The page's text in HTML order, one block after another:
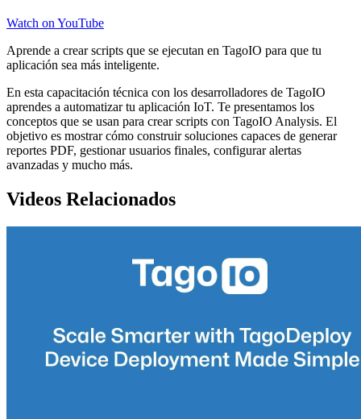
Watch on YouTube
Aprende a crear scripts que se ejecutan en TagoIO para que tu
aplicación sea más inteligente.
En esta capacitación técnica con los desarrolladores de TagoIO
aprendes a automatizar tu aplicación IoT. Te presentamos los
conceptos que se usan para crear scripts con TagoIO Analysis. El
objetivo es mostrar cómo construir soluciones capaces de generar
reportes PDF, gestionar usuarios finales, configurar alertas
avanzadas y mucho más.
Videos Relacionados